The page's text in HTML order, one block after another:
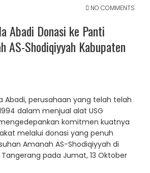
NO COMMENTS
Abadi Donasi ke Panti
AS-Shodiqiyyah Kabupaten
Abadi, perusahaan yang telah telah
dalam menjual alat USG
komitmen kuatnya
melalui donasi yang penuh
Amanah AS-Shodiqiyyah di
pada Jumat, 13 Oktober